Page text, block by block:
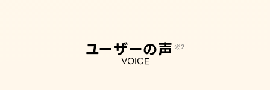
ユーザーの声 ※2
VOICE